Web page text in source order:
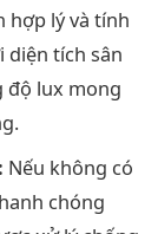
hợp lý và tính
diện tích sân
độ lux mong
Nếu không có
chóng